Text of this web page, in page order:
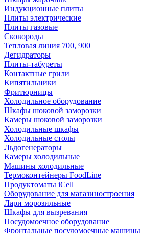
Индукционные плиты
Плиты электрические
Плиты газовые
Сковороды
Тепловая линия 700, 900
Дегидраторы
Плиты-табуреты
Контактные грили
Кипятильники
Фритюрницы
Холодильное оборудование
Шкафы шоковой заморозки
Камеры шоковой заморозки
Холодильные шкафы
Холодильные столы
Льдогенераторы
Камеры холодильные
Машины холодильные
Термоконтейнеры FoodLine
Продуктоматы iCell
Оборудование для магазиностроения
Лари морозильные
Шкафы для вызревания
Посудомоечное оборудование
Фронтальные посудомоечные машины